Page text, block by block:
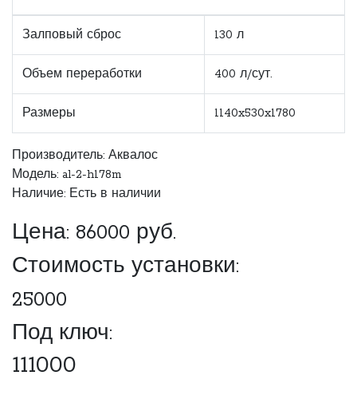
Залповый сброс 130 л
Объем переработки 400 л/сут.
Размеры 1140x530x1780
Производитель: Аквалос
Модель: al-2-h178m
Наличие: Есть в наличии
Цена: 86000 руб.
Стоимость установки:
25000
Под ключ:
111000